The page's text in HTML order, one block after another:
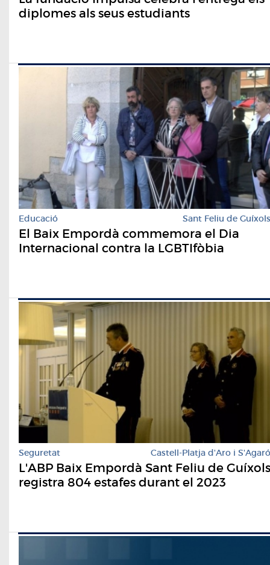
diplomes als seus estudiants
Educació Sant Feliu de Guíxols
El Baix Empordà commemora el Dia
Internacional contra la LGBTIfòbia
Seguretat Castell-Platja d'Aro i S'Agaró
L'ABP Baix Empordà Sant Feliu de Guíxols
registra 804 estafes durant el 2023